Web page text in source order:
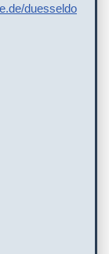
duesseldo